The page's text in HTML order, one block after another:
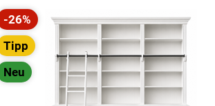
Rabatt
-26%
Tipp
Neu